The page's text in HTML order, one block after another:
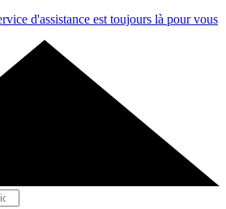
d'assistance est toujours là pour vous